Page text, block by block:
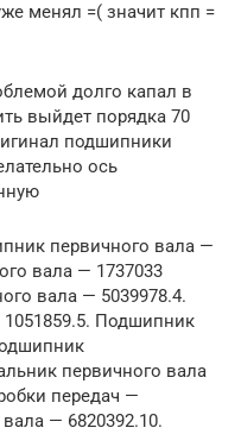
менял =( значит кпп =
долго капал в
выйдет порядка 70
подшипники
ось
первичного вала —
вала — 1737033
вала — 5039978.4.
Подшипник
первичного вала
передач —
— 6820392.10.